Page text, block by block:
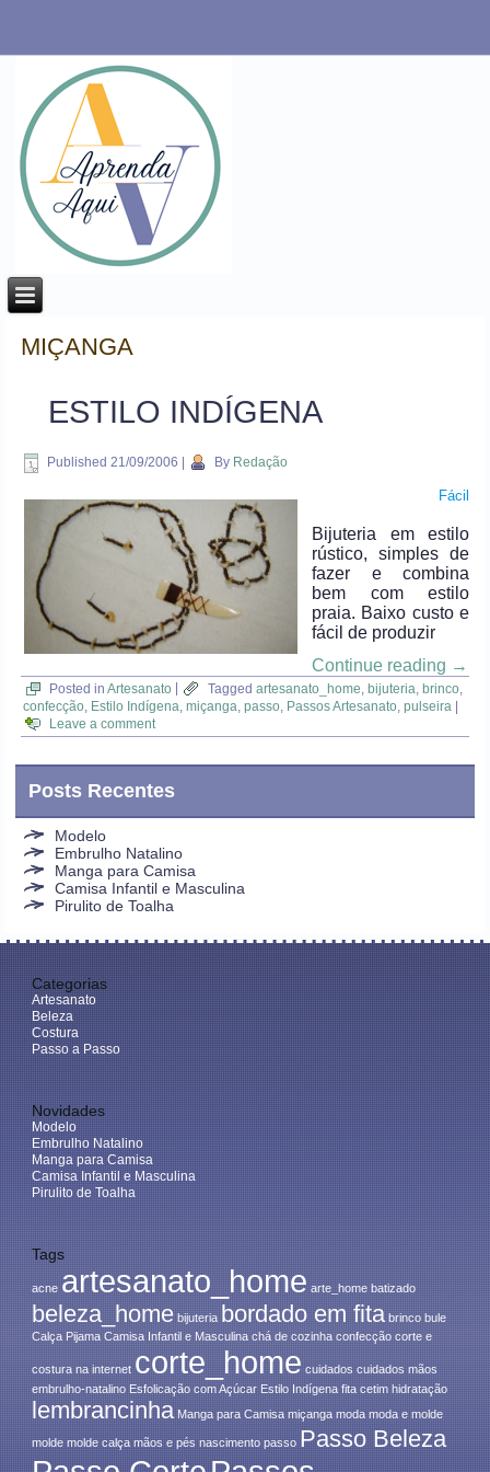
MIÇANGA
ESTILO INDÍGENA
Published 21/09/2006 By Redação
Fácil
Bijuteria em estilo
rústico, simples de
fazer e combina
bem com estilo
praia. Baixo custo e
fácil de produzir
Continue reading →
Posted in Artesanato Tagged artesanato_home ,bijuteria ,brinco
confecção, Estilo Indígena,miçanga,passo, Passos Artesanato,pulseira
Leave a comment
Posts Recentes
Modelo
Embrulho Natalino
Manga para Camisa
Camisa Infantil e Masculina
Pirulito de Toalha
Categorias
Artesanato
Beleza
Costura
Passo a Passo
Novidades
Modelo
Embrulho Natalino
Manga para Camisa
Camisa Infantil e Masculina
Pirulito de Toalha
Tags
acne artesanato_home arte_home batizado
beleza_home bijuteria bordado em fita brinco bule
Calça Pijama Camisa Infantil e Masculina chá de cozinha confecção corte e
costura na internet corte_home cuidados cuidados mãos
embrulho-natalino Esfolicação com Açúcar Estilo Indígena fita cetim hidratação
lembrancinha Manga para Camisa miçanga moda moda e molde
molde molde calça mãos e pés nascimento passo Passo Beleza